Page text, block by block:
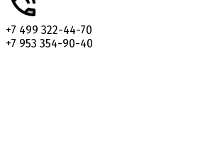
+7 499 322-44-70
+7 953 354-90-40